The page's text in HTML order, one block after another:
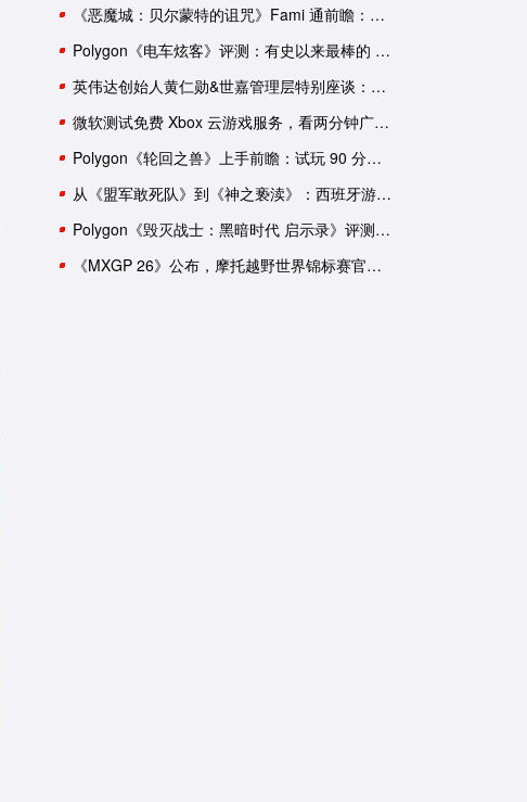
《恶魔城：贝尔蒙特的诅咒》Fami 通前瞻：要素杂糅的新生《恶魔城》
Polygon《电车炫客》评测：有史以来最棒的 3D 索尼克游戏！
英伟达创始人黄仁勋&世嘉管理层特别座谈：一次改变命运的邂逅
微软测试免费 Xbox 云游戏服务，看两分钟广告可用一小时
Polygon《轮回之兽》上手前瞻：试玩 90 分钟后，我依然有一肚子疑惑
从《盟军敢死队》到《神之亵渎》：西班牙游戏工作室盘点
Polygon《毁灭战士：黑暗时代 启示录》评测：轰轰烈烈的谢幕演出？
《MXGP 26》公布，摩托越野世界锦标赛官方游戏回归